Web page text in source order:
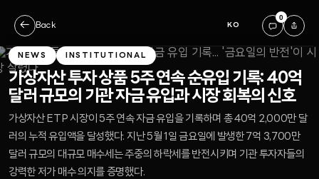
← Back KO
0
NEWS INSTITUTIONAL
가상자산 투자 상품 5주 연속 순유입 기록: 40억
달러 규모의 기관 자금 유입과 시장 회복의 신호
가상자산 ETP 시장이 5주 연속 자금 유입을 기록하며 총 40억 2,000만 달
러의 누적 유입액을 달성했다. 지난 5월 1일 금요일에 발생한 7억 3,700만
달러 규모의 대규모 매수세는 주중의 하락세를 반전시키며 기관 투자자들의
강력한 저가 매수 의지를 증명했다.